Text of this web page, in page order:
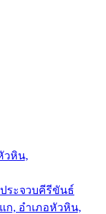
วหิน,
ระจวบคีรีขันธ์
ก, อำเภอหัวหิน,